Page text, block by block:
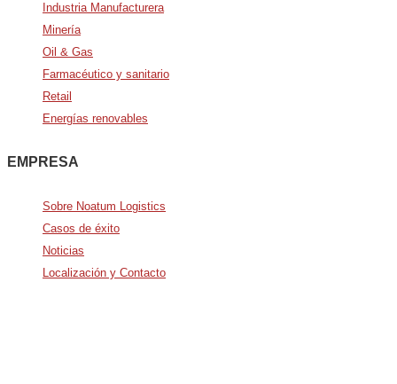
Industria Manufacturera
Minería
Oil & Gas
Farmacéutico y sanitario
Retail
Energías renovables
EMPRESA
Sobre Noatum Logistics
Casos de éxito
Noticias
Localización y Contacto